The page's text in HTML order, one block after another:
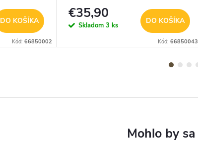
DO KOŠÍKA
Kód: 66850002
€35,90
Skladom 3 ks
DO KOŠÍKA
Kód: 66850043